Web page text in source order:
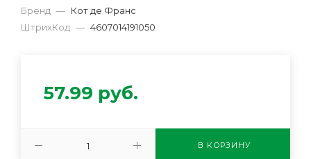
Бренд — Кот де Франс
ШтрихКод — 4607014191050
57.99 руб.
В КОРЗИНУ